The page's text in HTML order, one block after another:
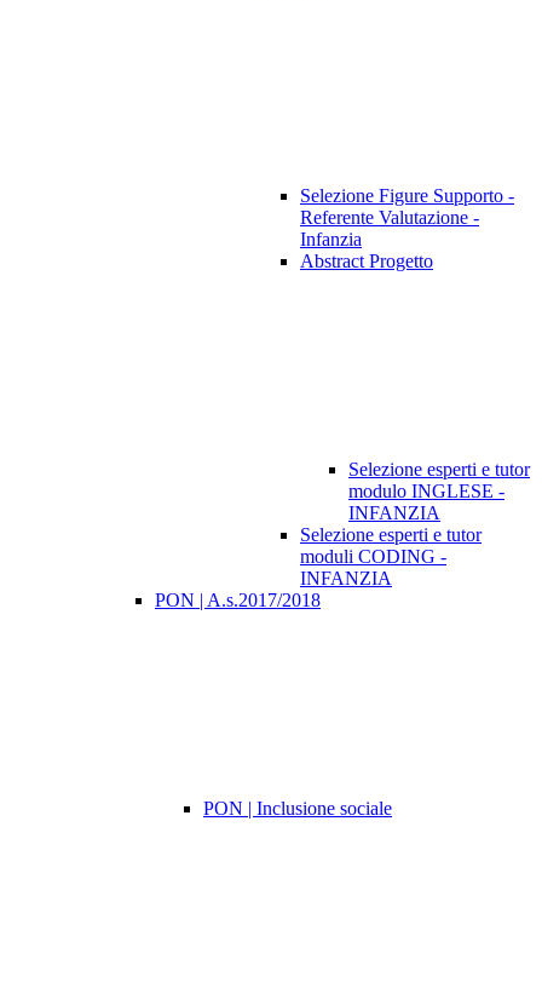
Selezione Figure Supporto -
Referente Valutazione -
Infanzia
Abstract Progetto
Selezione esperti e tutor
modulo INGLESE -
INFANZIA
Selezione esperti e tutor
moduli CODING -
INFANZIA
PON | A.s.2017/2018
PON | Inclusione sociale